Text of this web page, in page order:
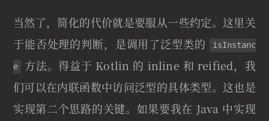
当然了，简化的代价就是要服从一些约定。这里关
于能否处理的判断，是调用了泛型类的
isInstanc
e
方法。得益于 Kotlin 的 inline 和 reified，我
们可以在内联函数中访问泛型的具体类型。这也是
实现第二个思路的关键。如果要我在 Java 中实现